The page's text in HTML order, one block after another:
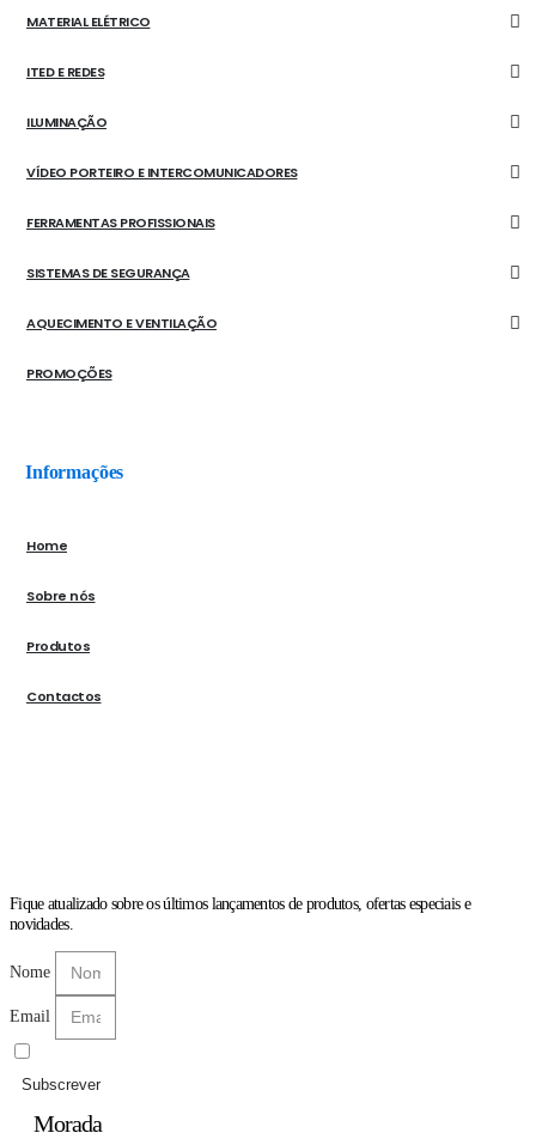
MATERIAL ELÉTRICO
ITED E REDES
ILUMINAÇÃO
VÍDEO PORTEIRO E INTERCOMUNICADORES
FERRAMENTAS PROFISSIONAIS
SISTEMAS DE SEGURANÇA
AQUECIMENTO E VENTILAÇÃO
PROMOÇÕES
Informações
Home
Sobre nós
Produtos
Contactos
Fique atualizado sobre os últimos lançamentos de produtos, ofertas especiais e
novidades.
Nome
Email
Subscrever
Morada